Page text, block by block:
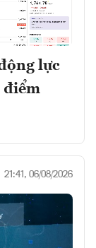
lực
điểm
21:41, 06/08/2026